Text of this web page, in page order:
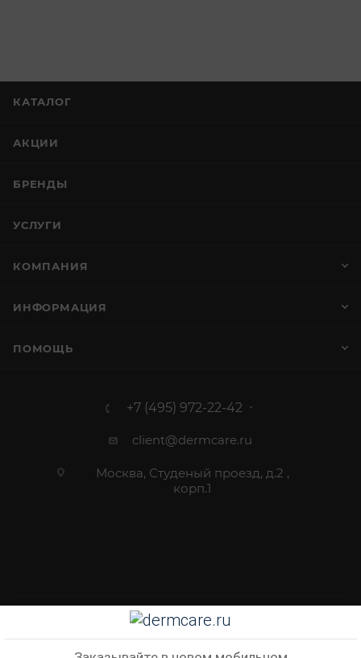
КАТАЛОГ
АКЦИИ
БРЕНДЫ
УСЛУГИ
КОМПАНИЯ
ИНФОРМАЦИЯ
ПОМОЩЬ
+7 (495) 972-22-42
client@dermcare.ru
Москва, Студеный проезд, д.2 ,
корп.1
2012 - 2026 © Dermcare.ru - интернет-магазин косметики